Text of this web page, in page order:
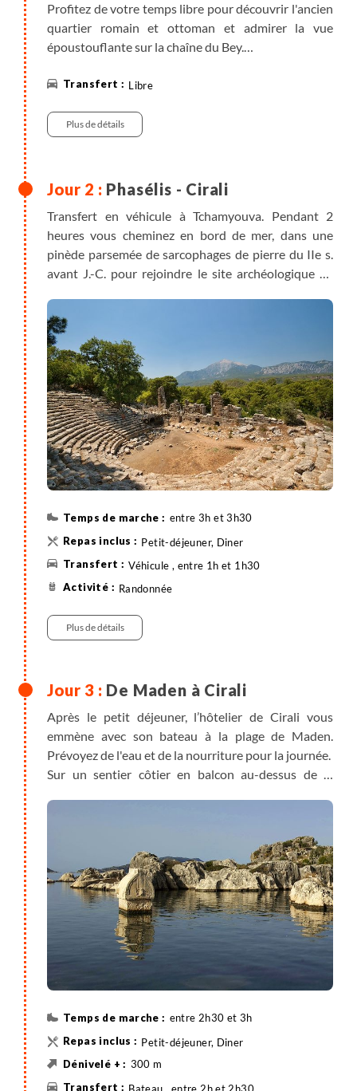
Profitez de votre temps libre pour découvrir l'ancien
quartier romain et ottoman et admirer la vue
époustouflante sur la chaîne du Bey.
Libre
Plus de détails
Phasélis - Cirali
Transfert en véhicule à Tchamyouva. Pendant 2
heures vous cheminez en bord de mer, dans une
pinède parsemée de sarcophages de pierre du IIe s.
avant J.-C. pour rejoindre le site archéologique de
témoignent du rôle commercial joué par la cité
gréco-romaine. Après la découverte de ce site
idyllique, vous randonnez une heure pour rejoindre
Tekirova ; de là, un taxi (que vous aurez prévenu)
vient vous chercher et vous conduit à Cirali où vous
vous installez pour 3 nuits en pension en bord de
plage (baignade possible).
entre 3h et 3h30
Petit-déjeuner, Diner
Véhicule , entre 1h et 1h30
Randonnée
Plus de détails
De Maden à Cirali
Après le petit déjeuner, l’hôtelier de Cirali vous
emmène avec son bateau à la plage de Maden.
Prévoyez de l'eau et de la nourriture pour la journée.
Sur un sentier côtier en balcon au-dessus de la
et profiter du cadre.
entre 2h30 et 3h
Petit-déjeuner, Diner
300 m